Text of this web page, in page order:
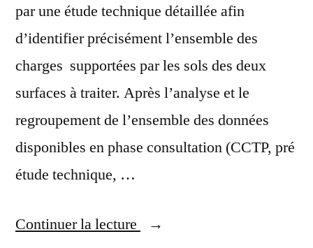
par une étude technique détaillée afin
d’identifier précisément l’ensemble des
charges supportées par les sols des deux
surfaces à traiter. Après l’analyse et le
regroupement de l’ensemble des données
disponibles en phase consultation (CCTP, pré
étude technique, …
Continuer la lecture